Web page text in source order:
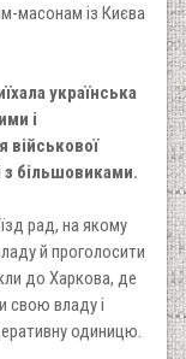
масонам із Києва
українська
і
військової
з більшовиками.
рад, на якому
й проголосити
до Харкова, де
свою владу і
одиницю.